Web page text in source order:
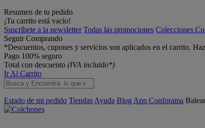
Resumen de tu pedido
¡Tu carrito está vacío!
Suscríbete a la newsletter Todas las promociones Colecciones
Seguir Comprando
*Descuentos, cupones y servicios son aplicados en el carrito.
Pago 100% seguro
Total con descuento (IVA incluido*)
Ir Al Carrito
Estado de mi pedido Tiendas Ayuda Blog App Conforama